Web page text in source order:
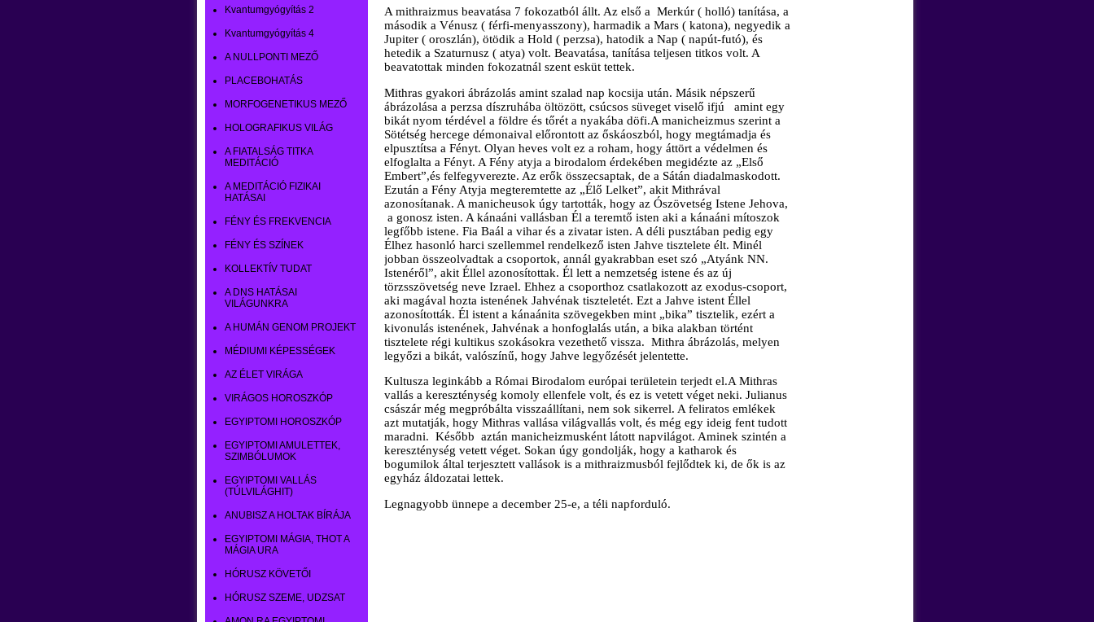
Kvantumgyógyítás 2
Kvantumgyógyítás 4
A NULLPONTI MEZŐ
PLACEBOHATÁS
MORFOGENETIKUS MEZŐ
HOLOGRAFIKUS VILÁG
A FIATALSÁG TITKA
MEDITÁCIÓ
A MEDITÁCIÓ FIZIKAI
HATÁSAI
FÉNY ÉS FREKVENCIA
FÉNY ÉS SZÍNEK
KOLLEKTÍV TUDAT
A DNS HATÁSAI
VILÁGUNKRA
A HUMÁN GENOM PROJEKT
MÉDIUMI KÉPESSÉGEK
AZ ÉLET VIRÁGA
VIRÁGOS HOROSZKÓP
EGYIPTOMI HOROSZKÓP
EGYIPTOMI AMULETTEK,
SZIMBÓLUMOK
EGYIPTOMI VALLÁS
(TÚLVILÁGHIT)
ANUBISZ A HOLTAK BÍRÁJA
EGYIPTOMI MÁGIA, THOT A
MÁGIA URA
HÓRUSZ KÖVETŐI
HÓRUSZ SZEME, UDZSAT
A mithraizmus beavatása 7 fokozatból állt. Az első a Merkúr ( holló) tanítása, a
második a Vénusz ( férfi-menyasszony), harmadik a Mars ( katona), negyedik a
Jupiter ( oroszlán), ötödik a Hold ( perzsa), hatodik a Nap ( napút-futó), és
hetedik a Szaturnusz ( atya) volt. Beavatása, tanítása teljesen titkos volt. A
beavatottak minden fokozatnál szent esküt tettek.
Mithras gyakori ábrázolás amint szalad nap kocsija után. Másik népszerű
ábrázolása a perzsa díszruhába öltözött, csúcsos süveget viselő ifjú
amint egy
bikát nyom térdével a földre és tőrét a nyakába döfi.A manicheizmus szerint a
Sötétség hercege démonaival előrontott az őskáoszból, hogy megtámadja és
elpusztítsa a Fényt. Olyan heves volt ez a roham, hogy áttört a védelmen és
elfoglalta a Fényt. A Fény atyja a birodalom érdekében megidézte az „Első
Embert”,és felfegyverezte. Az erők összecsaptak, de a Sátán diadalmaskodott.
Ezután a Fény Atyja megteremtette az „Élő Lelket”, akit Mithrával
azonosítanak. A manicheusok úgy tartották, hogy az Ószövetség Istene Jehova,
a gonosz isten. A kánaáni vallásban Él a teremtő isten aki a kánaáni mítoszok
legfőbb istene. Fia Baál a vihar és a zivatar isten. A déli pusztában pedig egy
Élhez hasonló harci szellemmel rendelkező isten Jahve tisztelete élt. Minél
jobban összeolvadtak a csoportok, annál gyakrabban eset szó „Atyánk NN.
Istenéről”, akit Éllel azonosítottak. Él lett a nemzetség istene és az új
törzsszövetség neve Izrael. Ehhez a csoporthoz csatlakozott az exodus-csoport,
aki magával hozta istenének Jahvénak tiszteletét. Ezt a Jahve istent Éllel
azonosították. Él istent a kánaánita szövegekben mint „bika” tisztelik, ezért a
kivonulás istenének, Jahvénak a honfoglalás után, a bika alakban történt
tisztelete régi kultikus szokásokra vezethető vissza. Mithra ábrázolás, melyen
legyőzi a bikát, valószínű, hogy Jahve legyőzését jelentette.
Kultusza leginkább a Római Birodalom európai területein terjedt el.A Mithras
vallás a kereszténység komoly ellenfele volt, és ez is vetett véget neki. Julianus
császár még megpróbálta visszaállítani, nem sok sikerrel. A feliratos emlékek
azt mutatják, hogy Mithras vallása világvallás volt, és még egy ideig fent tudott
maradni. Később aztán manicheizmusként látott napvilágot. Aminek szintén a
kereszténység vetett véget. Sokan úgy gondolják, hogy a katharok és
bogumilok által terjesztett vallások is a mithraizmusból fejlődtek ki, de ők is az
egyház áldozatai lettek.
Legnagyobb ünnepe a december 25-e, a téli napforduló.